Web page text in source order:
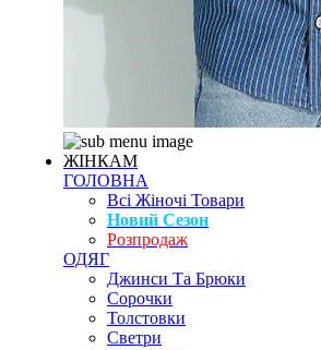
ЖІНКАМ
ГОЛОВНА
Всі Жіночі Товари
Новий Сезон
Розпродаж
ОДЯГ
Джинси Та Брюки
Сорочки
Толстовки
Светри